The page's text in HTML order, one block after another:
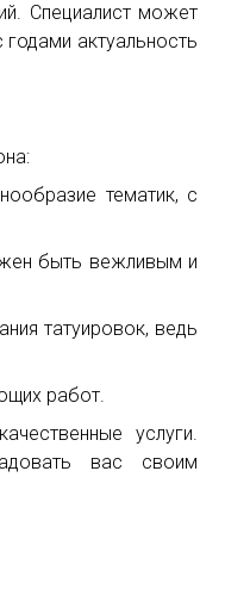
Специалист может
актуальность
тематик, с
быть вежливым и
татуировок, ведь
работ.
услуги.
вас своим